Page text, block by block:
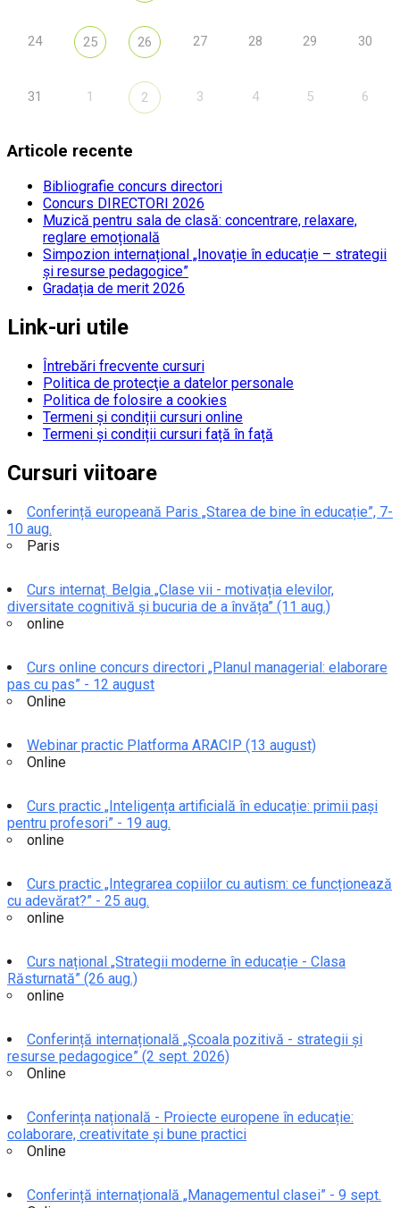
24 25 26 27 28 29 30
31 1 2 3 4 5 6
Articole recente
Bibliografie concurs directori
Concurs DIRECTORI 2026
Muzică pentru sala de clasă: concentrare, relaxare,
reglare emoțională
Simpozion internațional „Inovație în educație – strategii
și resurse pedagogice”
Gradația de merit 2026
Link-uri utile
Întrebări frecvente cursuri
Politica de protecţie a datelor personale
Politica de folosire a cookies
Termeni și condiții cursuri online
Termeni și condiții cursuri față în față
Cursuri viitoare
Conferință europeană Paris „Starea de bine în educație”, 7-
10 aug.
Paris
Curs internaț. Belgia „Clase vii - motivația elevilor,
diversitate cognitivă și bucuria de a învăța” (11 aug.)
online
Curs online concurs directori „Planul managerial: elaborare
pas cu pas” - 12 august
Online
Webinar practic Platforma ARACIP (13 august)
Online
Curs practic „Inteligența artificială în educație: primii pași
pentru profesori” - 19 aug.
online
Curs practic „Integrarea copiilor cu autism: ce funcționează
cu adevărat?” - 25 aug.
online
Curs național „Strategii moderne în educație - Clasa
Răsturnată” (26 aug.)
online
Conferință internațională „Școala pozitivă - strategii și
resurse pedagogice” (2 sept. 2026)
Online
Conferința națională - Proiecte europene în educație:
colaborare, creativitate și bune practici
Online
Conferință internațională „Managementul clasei” - 9 sept.